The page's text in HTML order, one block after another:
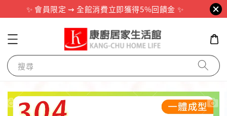
✨ 會員限定 ⇝ 全館消費立即獲得5%回饋金 ✨
搜尋